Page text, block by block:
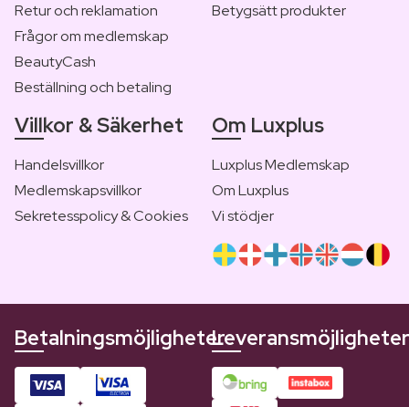
Retur och reklamation
Frågor om medlemskap
BeautyCash
Beställning och betaling
Betygsätt produkter
Villkor & Säkerhet
Handelsvillkor
Medlemskapsvillkor
Sekretesspolicy & Cookies
Om Luxplus
Luxplus Medlemskap
Om Luxplus
Vi stödjer
BetalningsmöjligheterLeveransmöjligheter